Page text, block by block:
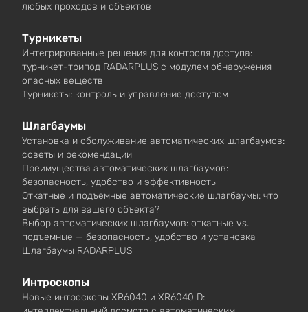
любых проходов и объектов
Турникеты
Интегрированные решения для контроля доступа:
турникет-трипод RADARPLUS с модулем обнаружения
опасных веществ
Турникеты: контроль и управление доступом
Шлагбаумы
Установка и обслуживание автоматических шлагбаумов:
советы и рекомендации
Преимущества автоматических шлагбаумов:
безопасность, удобство и эффективность
Откатные и подъемные автоматические шлагбаумы: что
выбрать для вашего объекта?
Выбор автоматических шлагбаумов: откатные vs.
подъемные — безопасность, удобство и установка
Шлагбаумы RADARPLUS
Интроскопы
Новые интроскопы XR6040 и XR6040 D: